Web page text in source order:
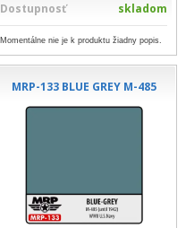
Dostupnosť skladom
Momentálne nie je k produktu žiadny popis.
MRP-133 BLUE GREY M-485